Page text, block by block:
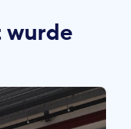
wurde